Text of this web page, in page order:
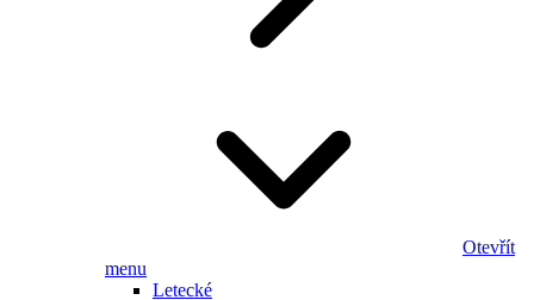
Otevřít
menu
Letecké